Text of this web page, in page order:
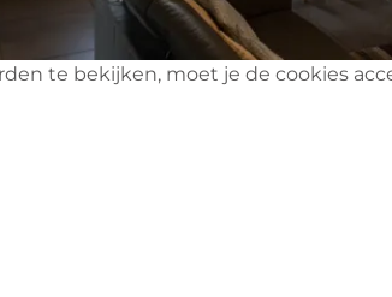
te bekijken, moet je de cookies